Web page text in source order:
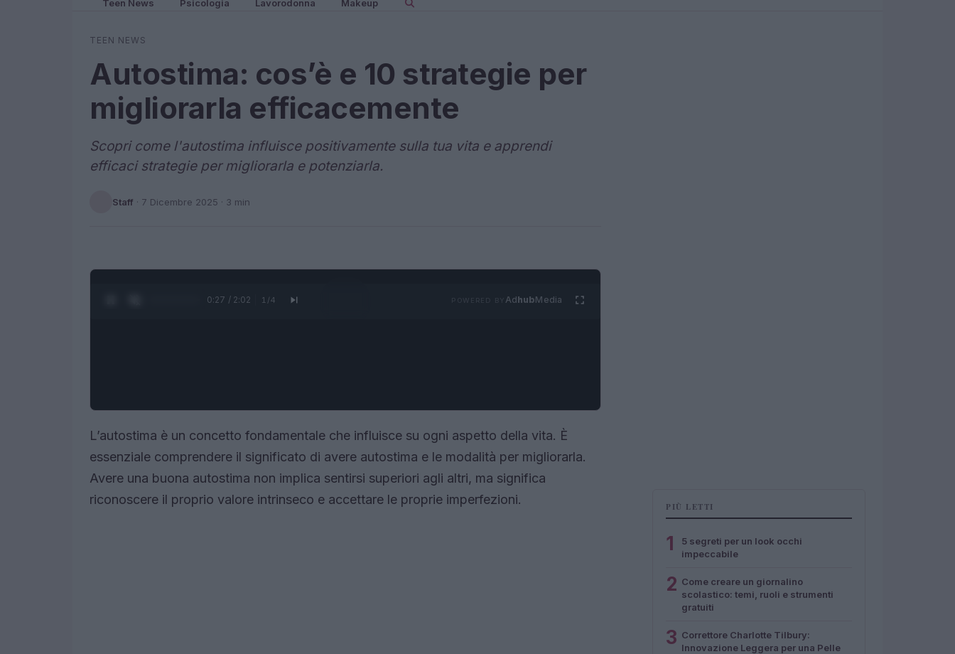
Teen News Psicologia Lavorodonna Makeup
TEEN NEWS
Autostima: cos’è e 10 strategie per
migliorarla efficacemente
Scopri come l'autostima influisce positivamente sulla tua vita e apprendi
efficaci strategie per migliorarla e potenziarla.
Staff · 7 Dicembre 2025 · 3 min
0:28 / 2:02 1 /4 AdhubMedia
L’autostima è un concetto fondamentale che influisce su ogni aspetto della vita. È
essenziale comprendere il significato di avere autostima e le modalità per migliorarla.
Avere una buona autostima non implica sentirsi superiori agli altri, ma significa
riconoscere il proprio valore intrinseco e accettare le proprie imperfezioni.
PIÙ LETTI
1
5 segreti per un look occhi
impeccabile
2 Come creare un giornalino
scolastico: temi, ruoli e strumenti
gratuiti
3 Correttore Charlotte Tilbury:
Innovazione Leggera per una Pelle